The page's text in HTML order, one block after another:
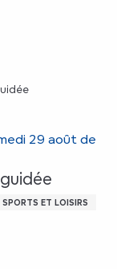
29 août de
SPORTS ET LOISIRS